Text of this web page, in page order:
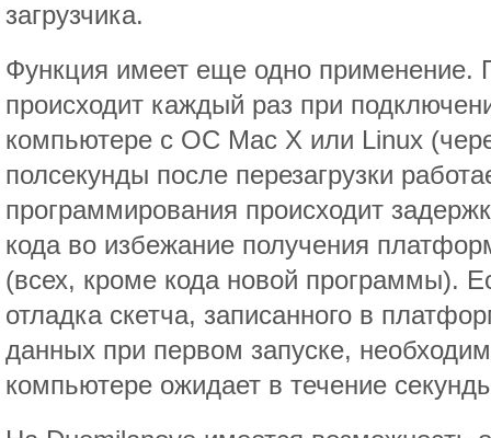
загрузчика.
Функция имеет еще одно применение.
происходит каждый раз при
компьютере с ОС Mac X или Linux
полсекунды после перезагрузки
программирования происходит
кода во избежание получения
(всех, кроме кода новой программы).
отладка скетча, записанного в
данных при первом запуске,
компьютере ожидает в течение